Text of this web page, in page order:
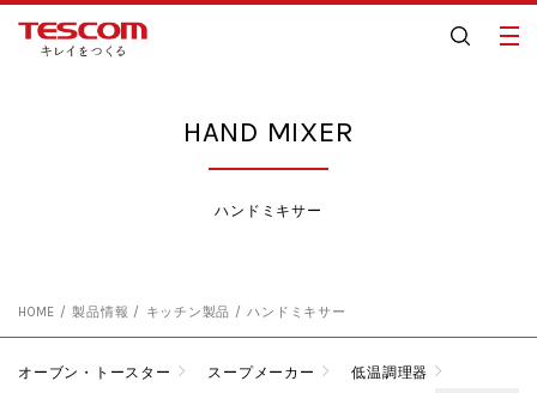
HAND MIXER
ハンドミキサー
HOME 製品情報 キッチン製品 ハンドミキサー
オーブン・トースター スープメーカー
低温調理器